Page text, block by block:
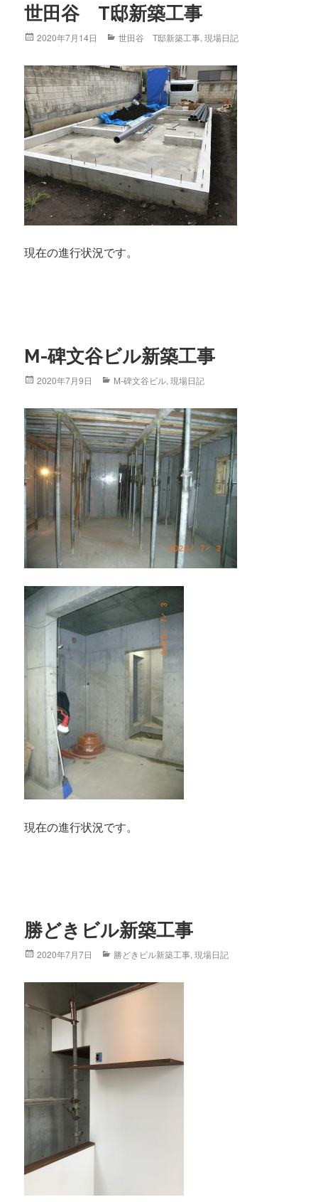
世田谷 T邸新築工事
Posted
2020年7月14日 Categories
世田谷 T邸新築工事,現場日記
現在の進行状況です。
M-碑文谷ビル新築工事
Posted
2020年7月9日 Categories
M-碑文谷ビル,現場日記
現在の進行状況です。
勝どきビル新築工事
Posted
2020年7月7日 Categories
勝どきビル新築工事,現場日記